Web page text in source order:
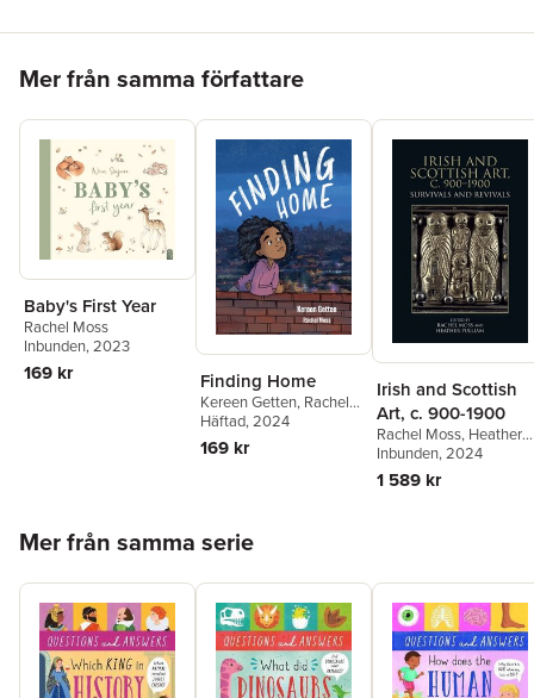
Mer från samma författare
Baby's First Year
Rachel Moss
Inbunden, 2023
169 kr Finding Home
Kereen Getten, Rachel
Moss
Häftad, 2024
169 kr
Irish and Scottish
Art, c. 900-1900
Rachel Moss, Heather
Pulliam
Inbunden, 2024
1 589 kr
Mer från samma serie